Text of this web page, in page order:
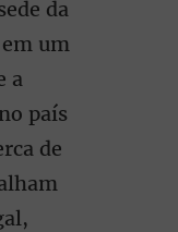
da
um
a
país
de